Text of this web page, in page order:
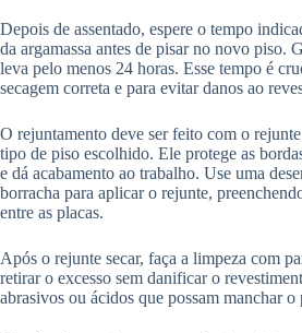
Depois de assentado, espere o tempo
da argamassa antes de pisar no novo piso.
leva pelo menos 24 horas. Esse tempo é
secagem correta e para evitar danos ao
O rejuntamento deve ser feito com o
tipo de piso escolhido. Ele protege as
e dá acabamento ao trabalho. Use uma
borracha para aplicar o rejunte,
entre as placas.
Após o rejunte secar, faça a limpeza com
retirar o excesso sem danificar o
abrasivos ou ácidos que possam manchar o